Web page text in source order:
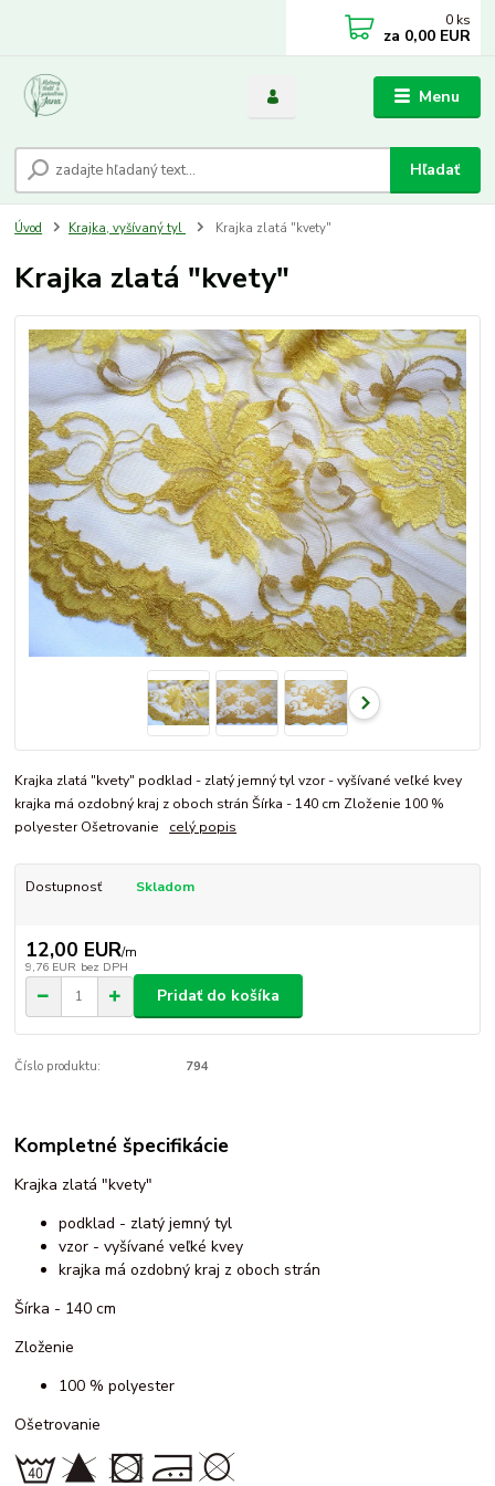
Menu
Hľadať
0 ks
za 0,00 EUR
Úvod Krajka, vyšívaný tyl Krajka zlatá "kvety"
Krajka zlatá "kvety"
Krajka zlatá "kvety" podklad - zlatý jemný tyl vzor - vyšívané veľké kvey
krajka má ozdobný kraj z oboch strán Šírka - 140 cm Zloženie 100 %
polyester Ošetrovanie celý popis
Dostupnosť Skladom
12,00 EUR/m
9,76 EUR bez DPH
Pridať do košíka
Číslo produktu: 794
Kompletné špecifikácie
Krajka zlatá "kvety"
podklad - zlatý jemný tyl
vzor - vyšívané veľké kvey
krajka má ozdobný kraj z oboch strán
Šírka - 140 cm
Zloženie
100 % polyester
Ošetrovanie